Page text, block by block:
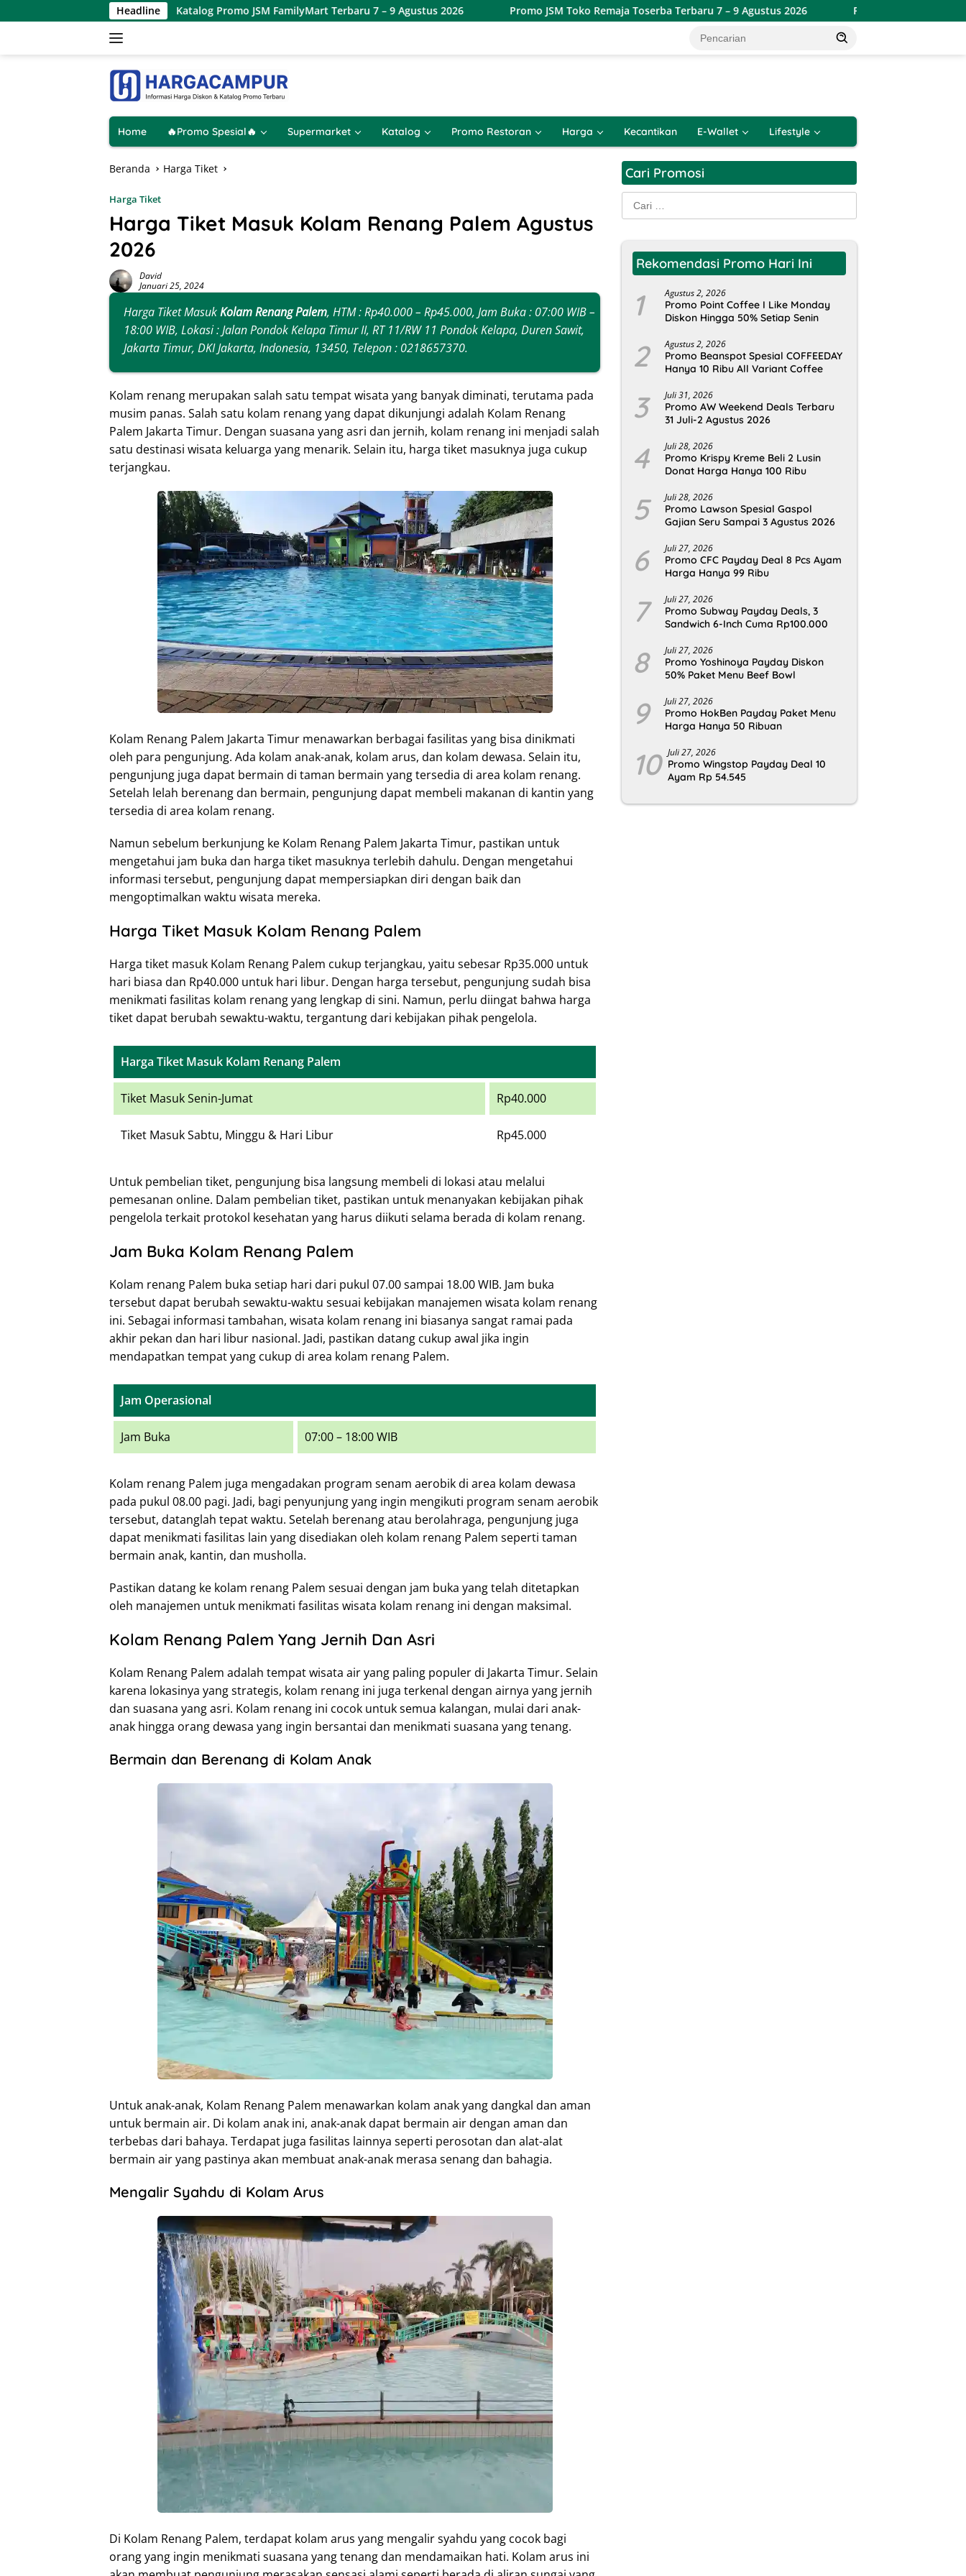
ke
Headline
Katalog Promo JSM FamilyMart Terbaru 7 – 9 Agustus 2026 Promo JSM Toko Remaja Toserba Terbaru 7 – 9 Agustus 2026 Promo Lotte Grosir Weekend Terbaru 6
Home 🔥Promo Spesial🔥 Supermarket Katalog Promo Restoran Harga Kecantikan E-Wallet Lifestyle
Beranda Harga Tiket
Harga Tiket
Harga Tiket Masuk Kolam Renang Palem Agustus
2026
David
Januari 25, 2024
Harga Tiket MasukKolam Renang Palem, HTM : Rp40.000 – Rp45.000, Jam Buka : 07:00 WIB –
18:00 WIB, Lokasi : Jalan Pondok Kelapa Timur II, RT 11/RW 11 Pondok Kelapa, Duren Sawit,
Jakarta Timur, DKI Jakarta, Indonesia, 13450, Telepon : 0218657370.
Kolam renang merupakan salah satu tempat wisata yang banyak diminati, terutama pada
musim panas. Salah satu kolam renang yang dapat dikunjungi adalah Kolam Renang
Palem Jakarta Timur. Dengan suasana yang asri dan jernih, kolam renang ini menjadi salah
satu destinasi wisata keluarga yang menarik. Selain itu, harga tiket masuknya juga cukup
terjangkau.
Kolam Renang Palem Jakarta Timur menawarkan berbagai fasilitas yang bisa dinikmati
oleh para pengunjung. Ada kolam anak-anak, kolam arus, dan kolam dewasa. Selain itu,
pengunjung juga dapat bermain di taman bermain yang tersedia di area kolam renang.
Setelah lelah berenang dan bermain, pengunjung dapat membeli makanan di kantin yang
tersedia di area kolam renang.
Namun sebelum berkunjung ke Kolam Renang Palem Jakarta Timur, pastikan untuk
mengetahui jam buka dan harga tiket masuknya terlebih dahulu. Dengan mengetahui
informasi tersebut, pengunjung dapat mempersiapkan diri dengan baik dan
mengoptimalkan waktu wisata mereka.
Harga Tiket Masuk Kolam Renang Palem
Harga tiket masuk Kolam Renang Palem cukup terjangkau, yaitu sebesar Rp35.000 untuk
hari biasa dan Rp40.000 untuk hari libur. Dengan harga tersebut, pengunjung sudah bisa
menikmati fasilitas kolam renang yang lengkap di sini. Namun, perlu diingat bahwa harga
tiket dapat berubah sewaktu-waktu, tergantung dari kebijakan pihak pengelola.
Harga Tiket Masuk Kolam Renang Palem
Tiket Masuk Senin-Jumat Rp40.000
Tiket Masuk Sabtu, Minggu & Hari Libur Rp45.000
Untuk pembelian tiket, pengunjung bisa langsung membeli di lokasi atau melalui
pemesanan online. Dalam pembelian tiket, pastikan untuk menanyakan kebijakan pihak
pengelola terkait protokol kesehatan yang harus diikuti selama berada di kolam renang.
Jam Buka Kolam Renang Palem
Kolam renang Palem buka setiap hari dari pukul 07.00 sampai 18.00 WIB. Jam buka
tersebut dapat berubah sewaktu-waktu sesuai kebijakan manajemen wisata kolam renang
ini. Sebagai informasi tambahan, wisata kolam renang ini biasanya sangat ramai pada
akhir pekan dan hari libur nasional. Jadi, pastikan datang cukup awal jika ingin
mendapatkan tempat yang cukup di area kolam renang Palem.
Jam Operasional
Jam Buka 07:00 – 18:00 WIB
Kolam renang Palem juga mengadakan program senam aerobik di area kolam dewasa
pada pukul 08.00 pagi. Jadi, bagi penyunjung yang ingin mengikuti program senam aerobik
tersebut, datanglah tepat waktu. Setelah berenang atau berolahraga, pengunjung juga
dapat menikmati fasilitas lain yang disediakan oleh kolam renang Palem seperti taman
bermain anak, kantin, dan musholla.
Pastikan datang ke kolam renang Palem sesuai dengan jam buka yang telah ditetapkan
oleh manajemen untuk menikmati fasilitas wisata kolam renang ini dengan maksimal.
Kolam Renang Palem Yang Jernih Dan Asri
Kolam Renang Palem adalah tempat wisata air yang paling populer di Jakarta Timur. Selain
karena lokasinya yang strategis, kolam renang ini juga terkenal dengan airnya yang jernih
dan suasana yang asri. Kolam renang ini cocok untuk semua kalangan, mulai dari anak-
anak hingga orang dewasa yang ingin bersantai dan menikmati suasana yang tenang.
Bermain dan Berenang di Kolam Anak
Untuk anak-anak, Kolam Renang Palem menawarkan kolam anak yang dangkal dan aman
untuk bermain air. Di kolam anak ini, anak-anak dapat bermain air dengan aman dan
terbebas dari bahaya. Terdapat juga fasilitas lainnya seperti perosotan dan alat-alat
bermain air yang pastinya akan membuat anak-anak merasa senang dan bahagia.
Mengalir Syahdu di Kolam Arus
Di Kolam Renang Palem, terdapat kolam arus yang mengalir syahdu yang cocok bagi
orang yang ingin menikmati suasana yang tenang dan mendamaikan hati. Kolam arus ini
Cari Promosi
Cari
untuk:
Rekomendasi Promo Hari Ini
1 Agustus 2, 2026
Promo Point Coffee I Like Monday
Diskon Hingga 50% Setiap Senin
2 Agustus 2, 2026
Promo Beanspot Spesial COFFEEDAY
Hanya 10 Ribu All Variant Coffee
3 Juli 31, 2026
Promo AW Weekend Deals Terbaru
31 Juli-2 Agustus 2026
4 Juli 28, 2026
Promo Krispy Kreme Beli 2 Lusin
Donat Harga Hanya 100 Ribu
5 Juli 28, 2026
Promo Lawson Spesial Gaspol
Gajian Seru Sampai 3 Agustus 2026
6 Juli 27, 2026
Promo CFC Payday Deal 8 Pcs Ayam
Harga Hanya 99 Ribu
7 Juli 27, 2026
Promo Subway Payday Deals, 3
Sandwich 6-Inch Cuma Rp100.000
8 Juli 27, 2026
Promo Yoshinoya Payday Diskon
50% Paket Menu Beef Bowl
9 Juli 27, 2026
Promo HokBen Payday Paket Menu
Harga Hanya 50 Ribuan
10 Juli 27, 2026
Promo Wingstop Payday Deal 10
Ayam Rp 54.545